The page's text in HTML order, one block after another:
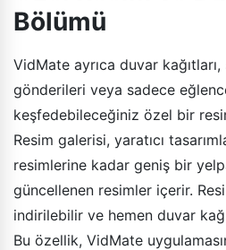
Bölümü
VidMate ayrıca duvar
gönderileri veya sadece
keşfedebileceğiniz özel bir
Resim galerisi, yaratıcı
resimlerine kadar geniş bir
güncellenen resimler içerir.
indirilebilir ve hemen duvar
Bu özellik, VidMate